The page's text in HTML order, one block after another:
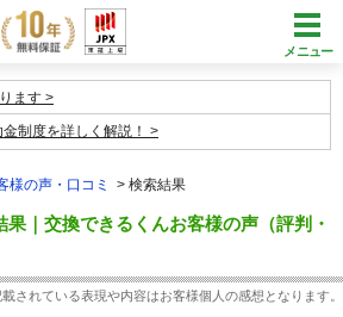
メニュー
ます
制度を詳しく解説！
様の声・口コミ 検索結果
果｜交換できるくんお客様の声（評判・
されている表現や内容はお客様個人の感想となります。